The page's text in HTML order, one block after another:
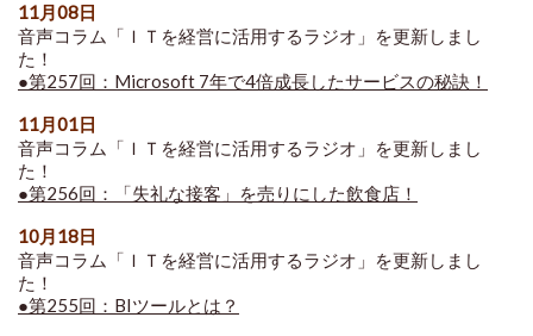
11月08日
音声コラム「ＩＴを経営に活用するラジオ」を更新しまし
た！
●第257回：Microsoft 7年で4倍成長したサービスの秘訣！
11月01日
音声コラム「ＩＴを経営に活用するラジオ」を更新しまし
た！
●第256回：「失礼な接客」を売りにした飲食店！
10月18日
音声コラム「ＩＴを経営に活用するラジオ」を更新しまし
た！
●第255回：BIツールとは？